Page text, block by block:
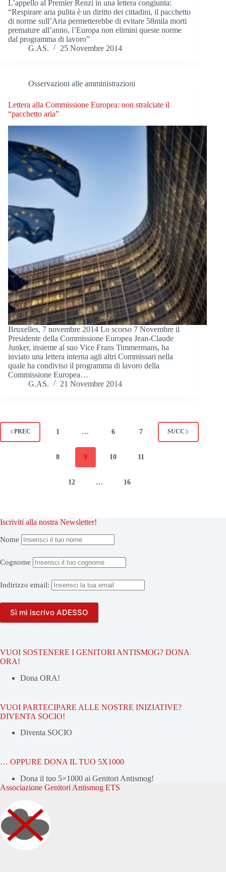
L’appello al Premier Renzi in una lettera congiunta:
“Respirare aria pulita è un diritto dei cittadini, il pacchetto
di norme sull’Aria permetterebbe di evitare 58mila morti
premature all’anno, l’Europa non elimini queste norme
dal programma di lavoro”
G.AS.
25 Novembre 2014
Osservazioni alle amministrazioni
Lettera alla Commissione Europea: non stralciate il
“pacchetto aria”
Bruxelles, 7 novembre 2014 Lo scorso 7 Novembre il
Presidente della Commissione Europea Jean-Claude
Junker, insieme al suo Vice Frans Timmermans, ha
inviato una lettera interna agli altri Commissari nella
quale ha condiviso il programma di lavoro della
Commissione Europea…
G.AS.
21 Novembre 2014
PREC 1 … 6 7
8 9 10 11
12 … 16
SUCC
Iscriviti alla nostra Newsletter!
Nome
Cognome
Indirizzo email:
VUOI SOSTENERE I GENITORI ANTISMOG? DONA
ORA!
Dona ORA!
VUOI PARTECIPARE ALLE NOSTRE INIZIATIVE?
DIVENTA SOCIO!
Diventa SOCIO
… OPPURE DONA IL TUO 5X1000
Dona il tuo 5×1000 ai Genitori Antismog!
Associazione Genitori Antismog ETS